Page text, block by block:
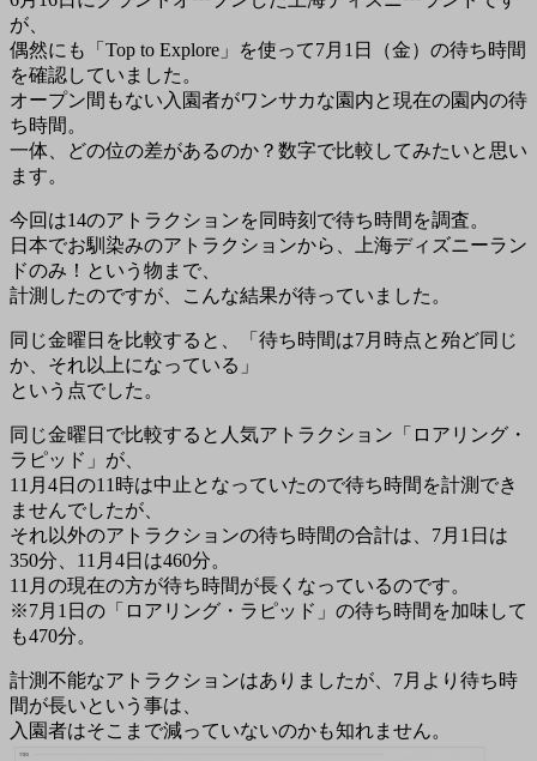
が、
偶然にも「Top to Explore」を使って7月1日（金）の待ち時間
を確認していました。
オープン間もない入園者がワンサカな園内と現在の園内の待
ち時間。
一体、どの位の差があるのか？数字で比較してみたいと思い
ます。
今回は14のアトラクションを同時刻で待ち時間を調査。
日本でお馴染みのアトラクションから、上海ディズニーラン
ドのみ！という物まで、
計測したのですが、こんな結果が待っていました。
同じ金曜日を比較すると、「待ち時間は7月時点と殆ど同じ
か、それ以上になっている」
という点でした。
同じ金曜日で比較すると人気アトラクション「ロアリング・
ラピッド」が、
11月4日の11時は中止となっていたので待ち時間を計測でき
ませんでしたが、
それ以外のアトラクションの待ち時間の合計は、7月1日は
350分、11月4日は460分。
11月の現在の方が待ち時間が長くなっているのです。
※7月1日の「ロアリング・ラピッド」の待ち時間を加味して
も470分。
計測不能なアトラクションはありましたが、7月より待ち時
間が長いという事は、
入園者はそこまで減っていないのかも知れません。